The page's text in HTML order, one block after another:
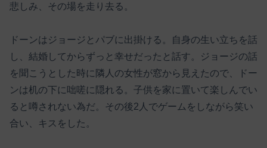
悲しみ、その場を走り去る。
ドーンはジョージとパブに出掛ける。自身の生い立ちを話
し、結婚してからずっと幸せだったと話す。ジョージの話
を聞こうとした時に隣人の女性が窓から見えたので、ドー
ンは机の下に咄嗟に隠れる。子供を家に置いて楽しんでい
ると噂されない為だ。その後2人でゲームをしながら笑い
合い、キスをした。